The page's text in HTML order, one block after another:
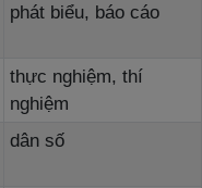
phát biểu, báo cáo
thực nghiệm, thí
nghiệm
dân số